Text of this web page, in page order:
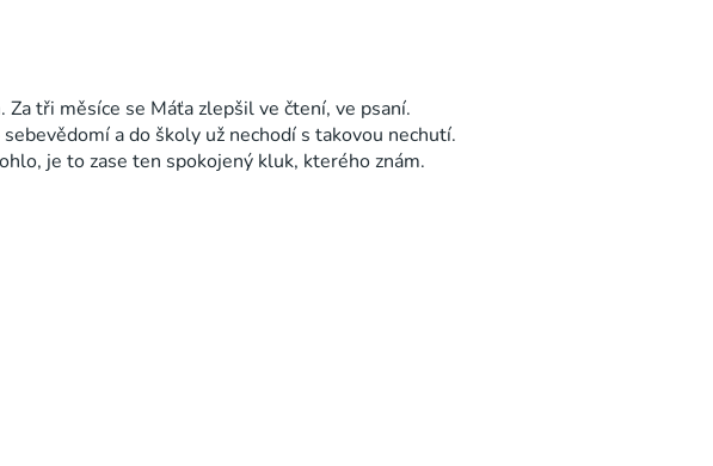
tři měsíce se Máťa zlepšil ve čtení, ve psaní.
a do školy už nechodí s takovou nechutí.
je to zase ten spokojený kluk, kterého znám.